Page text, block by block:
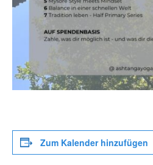
Zum Kalender hinzufügen